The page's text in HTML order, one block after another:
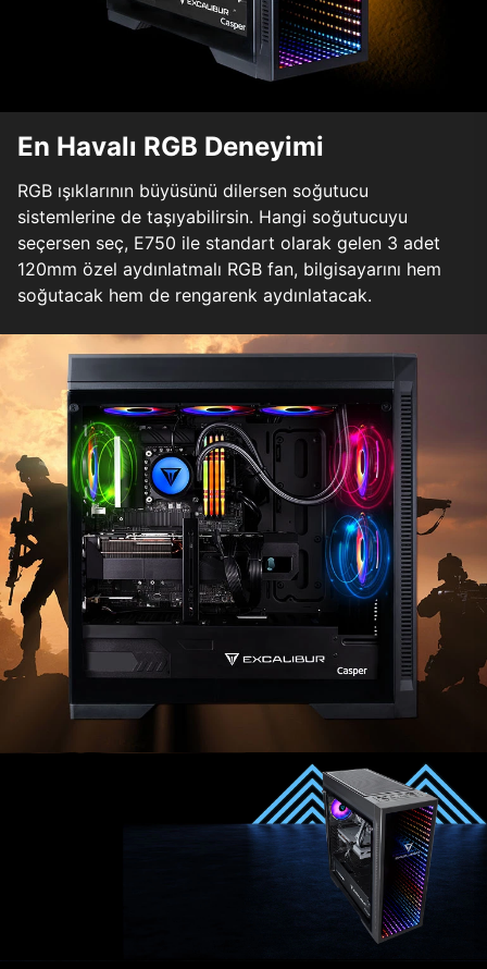
En Havalı RGB Deneyimi
RGB ışıklarının büyüsünü dilersen soğutucu
sistemlerine de taşıyabilirsin. Hangi soğutucuyu
seçersen seç, E750 ile standart olarak gelen 3 adet
120mm özel aydınlatmalı RGB fan, bilgisayarını hem
soğutacak hem de rengarenk aydınlatacak.